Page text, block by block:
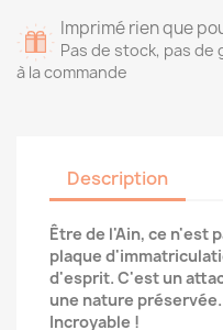
Imprimé rien que
Pas de stock, pas de
à la commande
Description
Être de l'Ain, ce n'est
plaque
d'esprit. C'est un
une nature
Incroyable !